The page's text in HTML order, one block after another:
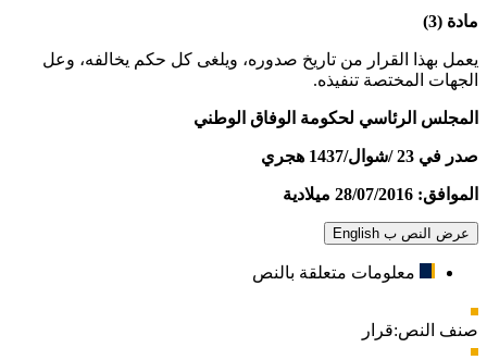
مادة (3)
يعمل بهذا القرار من تاريخ صدوره، ويلغى كل حكم يخالفه، وعل
الجهات المختصة تنفيذه.
المجلس الرئاسي لحكومة الوفاق الوطني
صدر في 23 /شوال/1437 هجري
الموافق: 28/07/2016 ميلادية
عرض النص ب English
معلومات متعلقة بالنص
صنف النص:قرار